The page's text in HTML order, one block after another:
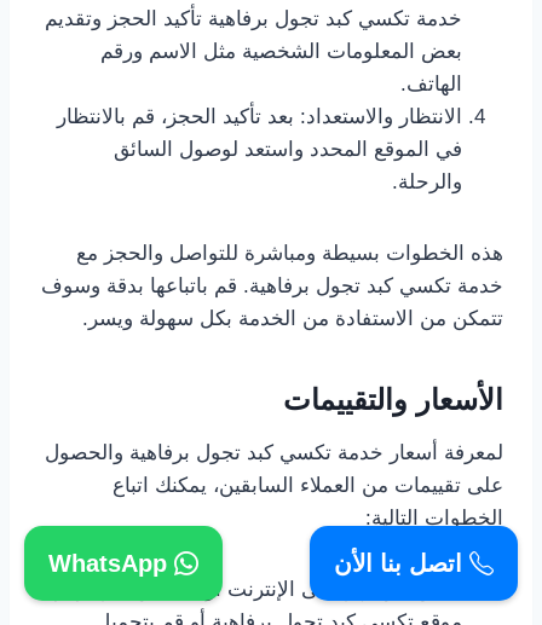
خدمة تكسي كبد تجول برفاهية تأكيد الحجز وتقديم
بعض المعلومات الشخصية مثل الاسم ورقم
الهاتف.
الانتظار والاستعداد: بعد تأكيد الحجز، قم بالانتظار
في الموقع المحدد واستعد لوصول السائق
والرحلة.
هذه الخطوات بسيطة ومباشرة للتواصل والحجز مع
خدمة تكسي كبد تجول برفاهية. قم باتباعها بدقة وسوف
تتمكن من الاستفادة من الخدمة بكل سهولة ويسر.
الأسعار والتقييمات
لمعرفة أسعار خدمة تكسي كبد تجول برفاهية والحصول
على تقييمات من العملاء السابقين، يمكنك اتباع
الخطوات التالية:
تصفح موقعهم على الإنترنت أو التطبيق: قم بزيارة
اتصل بنا الأن